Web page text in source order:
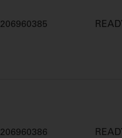
206960385
206960386